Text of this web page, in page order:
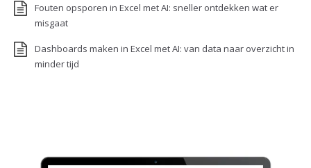
Fouten opsporen in Excel met AI: sneller ontdekken wat er
misgaat
Dashboards maken in Excel met AI: van data naar overzicht in
minder tijd